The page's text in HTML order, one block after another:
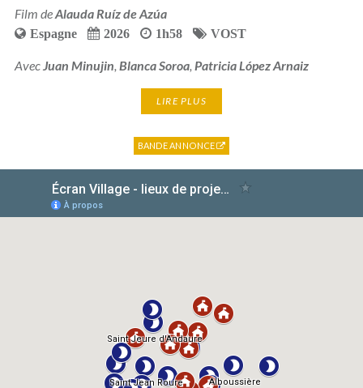
Film deAlauda Ruíz de Azúa
Espagne 2026 1h58 VOST
Avec Juan Minujin Blanca Soroa, Patricia López Arnaiz
LIRE PLUS
BANDE ANNONCE